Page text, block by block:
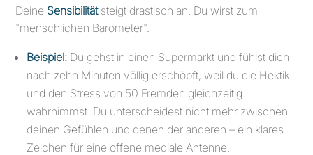
Deine Sensibilitätsteigt drastisch an. Du wirst zum
"menschlichen Barometer".
Beispiel: Du gehst in einen Supermarkt und fühlst dich
nach zehn Minuten völlig erschöpft, weil du die Hektik
und den Stress von 50 Fremden gleichzeitig
wahrnimmst. Du unterscheidest nicht mehr zwischen
deinen Gefühlen und denen der anderen – ein klares
Zeichen für eine offene mediale Antenne.